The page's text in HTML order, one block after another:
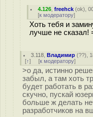
4.126 ,freehck (ok),
[к модератору]
Хоть тебя и
лучше не сказал!
3.118 ,Владимир (??),
[↑] [к модератору]
>о да, истинно
забыл, а там хоть
будет работать в
скучно, пускай
больше ж делать
разработчиков на